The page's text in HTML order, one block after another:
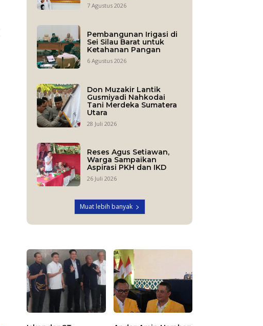
7 Agustus 2026
Pembangunan Irigasi di
Sei Silau Barat untuk
Ketahanan Pangan
6 Agustus 2026
Don Muzakir Lantik
Gusmiyadi Nahkodai
Tani Merdeka Sumatera
Utara
28 Juli 2026
Reses Agus Setiawan,
Warga Sampaikan
Aspirasi PKH dan IKD
26 Juli 2026
Muat lebih banyak